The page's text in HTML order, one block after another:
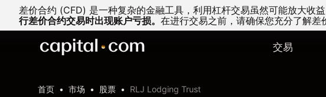
差价合约 (CFD) 是一种复杂的金融工具，利用杠杆交易虽然可能放大收
行差价合约交易时出现账户亏损。 在进行交易之前，请确保您充分了解差
交易
首页 市场 股票 RLJ Lodging Trust